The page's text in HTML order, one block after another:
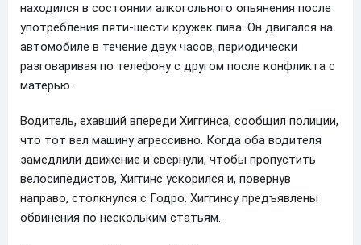
находился в состоянии алкогольного опьянения после
употребления пяти-шести кружек пива. Он двигался на
автомобиле в течение двух часов, периодически
разговаривая по телефону с другом после конфликта с
матерью.
Водитель, ехавший впереди Хиггинса, сообщил полиции,
что тот вел машину агрессивно. Когда оба водителя
замедлили движение и свернули, чтобы пропустить
велосипедистов, Хиггинс ускорился и, повернув
направо, столкнулся с Годро. Хиггинсу предъявлены
обвинения по нескольким статьям.